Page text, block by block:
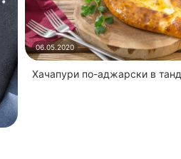
06.05.2020
Хачапури по-аджарски в